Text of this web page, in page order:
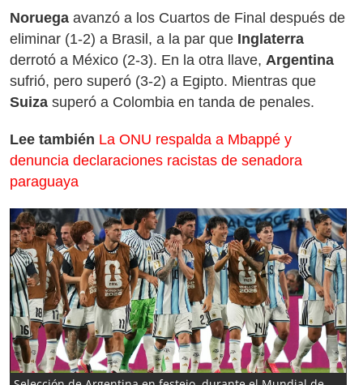
Noruega avanzó a los Cuartos de Final después de
eliminar (1-2) a Brasil, a la par que Inglaterra
derrotó a México (2-3). En la otra llave, Argentina
sufrió, pero superó (3-2) a Egipto. Mientras que
Suiza superó a Colombia en tanda de penales.
Lee también La ONU respalda a Mbappé y
denuncia declaraciones racistas de senadora
paraguaya